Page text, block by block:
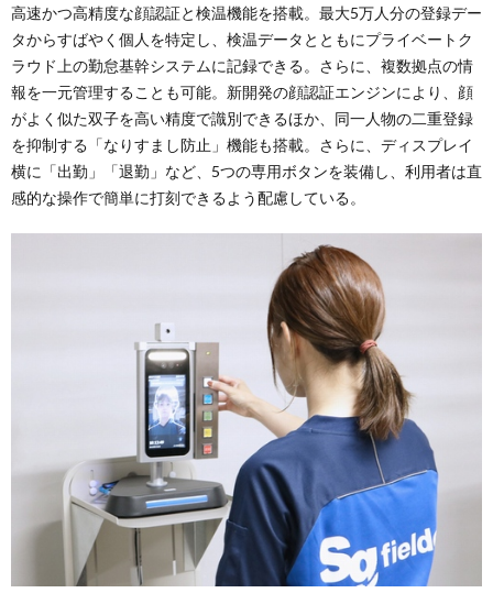
高速かつ高精度な顔認証と検温機能を搭載。最大5万人分の登録デー
タからすばやく個人を特定し、検温データとともにプライベートク
ラウド上の勤怠基幹システムに記録できる。さらに、複数拠点の情
報を一元管理することも可能。新開発の顔認証エンジンにより、顔
がよく似た双子を高い精度で識別できるほか、同一人物の二重登録
を抑制する「なりすまし防止」機能も搭載。さらに、ディスプレイ
横に「出勤」「退勤」など、5つの専用ボタンを装備し、利用者は直
感的な操作で簡単に打刻できるよう配慮している。